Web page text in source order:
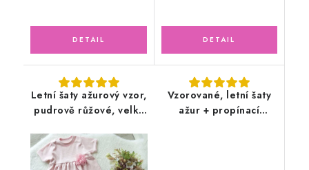
Letní šaty ažurový vzor,
pudrově růžové, velký
Vzorované, letní šaty
ažur + propínací